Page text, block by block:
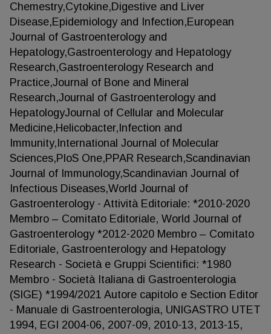
Chemestry,Cytokine,Digestive and Liver
Disease,Epidemiology and Infection,European
Journal of Gastroenterology and
Hepatology,Gastroenterology and Hepatology
Research,Gastroenterology Research and
Practice,Journal of Bone and Mineral
Research,Journal of Gastroenterology and
HepatologyJournal of Cellular and Molecular
Medicine,Helicobacter,Infection and
Immunity,International Journal of Molecular
Sciences,PloS One,PPAR Research,Scandinavian
Journal of Immunology,Scandinavian Journal of
Infectious Diseases,World Journal of
Gastroenterology - Attività Editoriale: *2010-2020
Membro – Comitato Editoriale, World Journal of
Gastroenterology *2012-2020 Membro – Comitato
Editoriale, Gastroenterology and Hepatology
Research - Società e Gruppi Scientifici: *1980
Membro - Società Italiana di Gastroenterologia
(SIGE) *1994/2021 Autore capitolo e Section Editor
- Manuale di Gastroenterologia, UNIGASTRO UTET
1994, EGI 2004-06, 2007-09, 2010-13, 2013-15,